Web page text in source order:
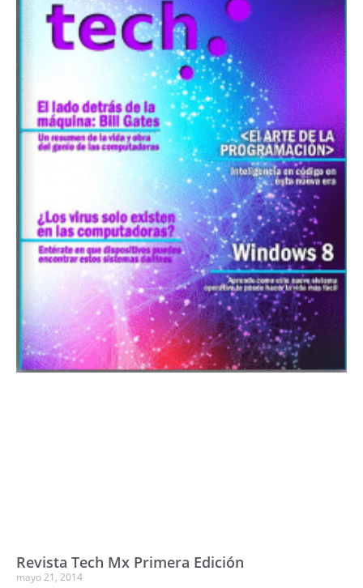
Revista Tech Mx Primera Edición
mayo 21, 2014